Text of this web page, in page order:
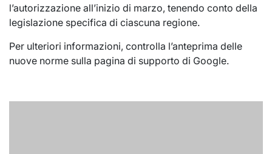
l’autorizzazione all’inizio di marzo, tenendo conto della
legislazione specifica di ciascuna regione.
Per ulteriori informazioni, controlla l’anteprima delle
nuove norme sulla pagina di supporto di Google.